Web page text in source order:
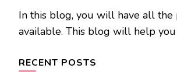
In this blog, you will have all the
available. This blog will help
RECENT POSTS